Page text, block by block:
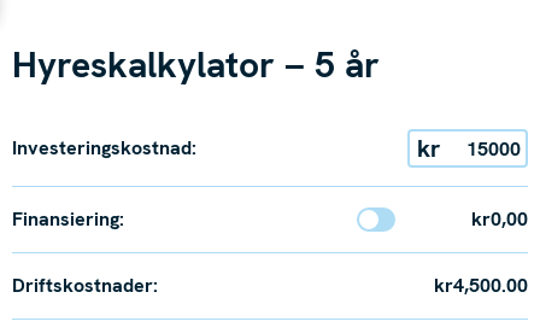
Hyreskalkylator – 5 år
Investeringskostnad: kr
Finansiering: kr0,00
Driftskostnader: kr4,500.00